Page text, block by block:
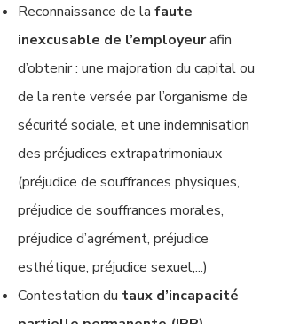
Reconnaissance de la faute
inexcusable de l’employeurafin
d’obtenir : une majoration du capital ou
de la rente versée par l’organisme de
sécurité sociale, et une indemnisation
des préjudices extrapatrimoniaux
(préjudice de souffrances physiques,
préjudice de souffrances morales,
préjudice d’agrément, préjudice
esthétique, préjudice sexuel,...)
Contestation du taux d’incapacité